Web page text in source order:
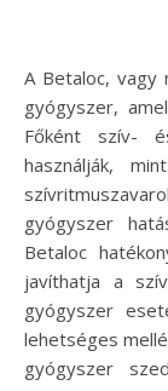
A Betaloc, vagy más néven metoprolol, egy gyakran felírt
gyógyszer,
Főként szív-
használják,
gyógyszer
Betaloc
javíthatja a
gyógyszer
lehetséges
gyógyszer